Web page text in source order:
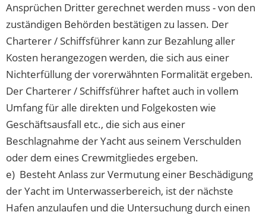
Ansprüchen Dritter gerechnet werden muss - von den
zuständigen Behörden bestätigen zu lassen. Der
Charterer / Schiffsführer kann zur Bezahlung aller
Kosten herangezogen werden, die sich aus einer
Nichterfüllung der vorerwähnten Formalität ergeben.
Der Charterer / Schiffsführer haftet auch in vollem
Umfang für alle direkten und Folgekosten wie
Geschäftsausfall etc., die sich aus einer
Beschlagnahme der Yacht aus seinem Verschulden
oder dem eines Crewmitgliedes ergeben.
e) Besteht Anlass zur Vermutung einer Beschädigung
der Yacht im Unterwasserbereich, ist der nächste
Hafen anzulaufen und die Untersuchung durch einen